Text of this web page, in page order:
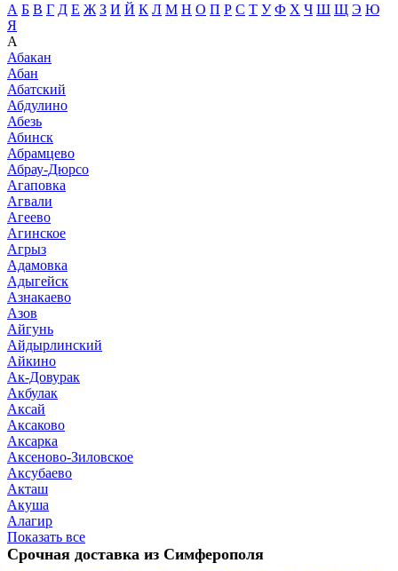
А Б В Г Д Е Ж З И Й К Л М Н О П Р С Т У Ф Х Ч Ш Щ Э Ю
Я
А
Абакан
Абан
Абатский
Абдулино
Абезь
Абинск
Абрамцево
Абрау-Дюрсо
Агаповка
Агвали
Агеево
Агинское
Агрыз
Адамовка
Адыгейск
Азнакаево
Азов
Айгунь
Айдырлинский
Айкино
Ак-Довурак
Акбулак
Аксай
Аксаково
Аксарка
Аксеново-Зиловское
Аксубаево
Акташ
Акуша
Алагир
Показать все
Срочная доставка из Симферополя